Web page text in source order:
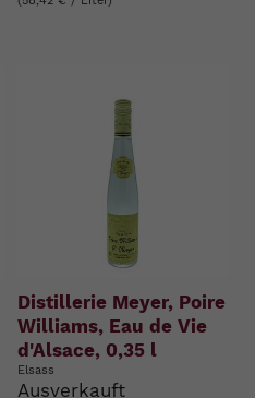
Distillerie Meyer, Poire
Williams, Eau de Vie
d'Alsace, 0,35 l
Elsass
Ausverkauft